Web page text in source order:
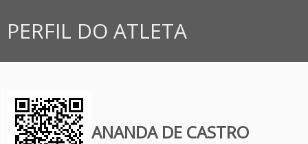
PERFIL DO ATLETA
ANANDA DE CASTRO